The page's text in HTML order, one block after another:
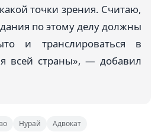
точки зрения. Считаю,
по этому делу должны
и транслироваться в
всей страны», — добавил
Нурай Адвокат